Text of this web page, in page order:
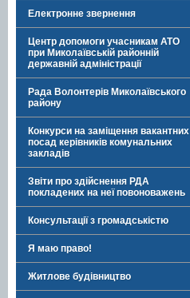
Електронне звернення
Центр допомоги учасникам АТО
при Миколаївській районній
державній адміністрації
Рада Волонтерів Миколаївського
району
Конкурси на заміщення вакантних
посад керівників комунальних
закладів
Звіти про здійснення РДА
покладених на неї повоноважень
Консультації з громадськістю
Я маю право!
Житлове будівництво